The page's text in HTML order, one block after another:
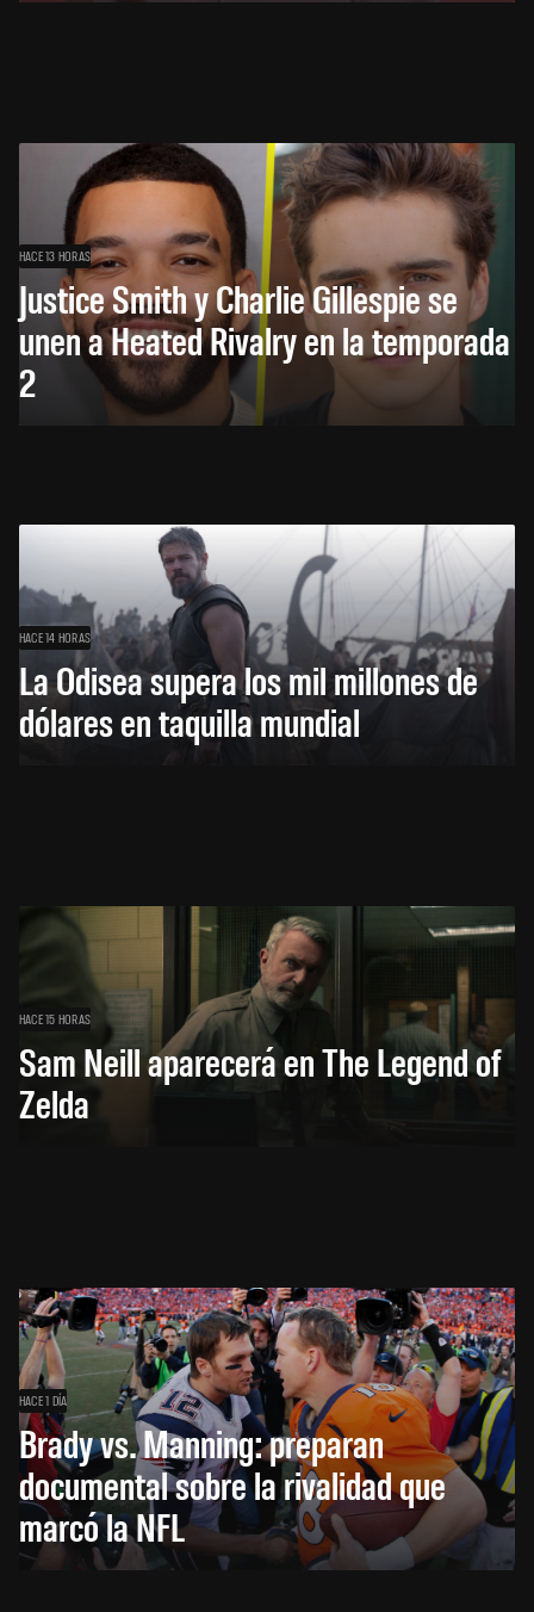
HACE 13 HORAS
Justice Smith y Charlie Gillespie se
unen a Heated Rivalry en la temporada
2
HACE 14 HORAS
La Odisea supera los mil millones de
dólares en taquilla mundial
HACE 15 HORAS
Sam Neill aparecerá en The Legend of
Zelda
HACE 1 DÍA
Brady vs. Manning: preparan
documental sobre la rivalidad que
marcó la NFL